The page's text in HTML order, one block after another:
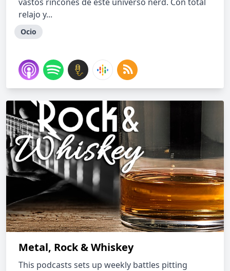
relajo y...
Ocio
Metal, Rock & Whiskey
This podcasts sets up weekly battles pitting